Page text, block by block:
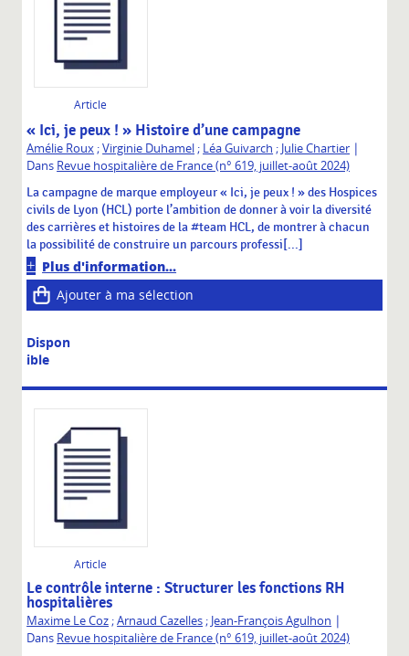
Article
« Ici, je peux ! » Histoire d’une campagne
Amélie Roux;Virginie Duhamel; Léa Guivarch ; Julie Chartier |
Dans Revue hospitalière de France (n° 619, juillet-août 2024)
La campagne de marque employeur « Ici, je peux ! » des Hospices
civils de Lyon (HCL) porte l’ambition de donner à voir la diversité
des carrières et histoires de la #team HCL, de montrer à chacun
la possibilité de construire un parcours professi[...]
Plus d'information...
Ajouter à ma sélection
Dispon
ible
Article
Le contrôle interne : Structurer les fonctions RH
hospitalières
Maxime Le Coz;Arnaud Cazelles; Jean-François Agulhon |
Dans Revue hospitalière de France (n° 619, juillet-août 2024)